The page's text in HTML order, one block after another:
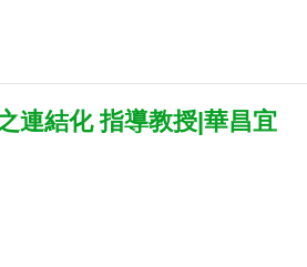
連結化 指導教授|華昌宜